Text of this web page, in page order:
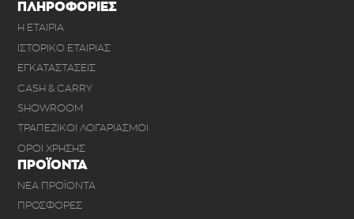
ΠΛΗΡΟΦΟΡΙΕΣ
Η ΕΤΑΙΡΙΑ
ΙΣΤΟΡΙΚΟ ΕΤΑΙΡΙΑΣ
ΕΓΚΑΤΑΣΤΑΣΕΙΣ
CASH & CARRY
SHOWROOM
ΤΡΑΠΕΖΙΚΟΙ ΛΟΓΑΡΙΑΣΜΟΙ
ΟΡΟΙ ΧΡΗΣΗΣ
ΠΡΟΪΟΝΤΑ
ΝΕΑ ΠΡΟΪΟΝΤΑ
ΠΡΟΣΦΟΡΕΣ